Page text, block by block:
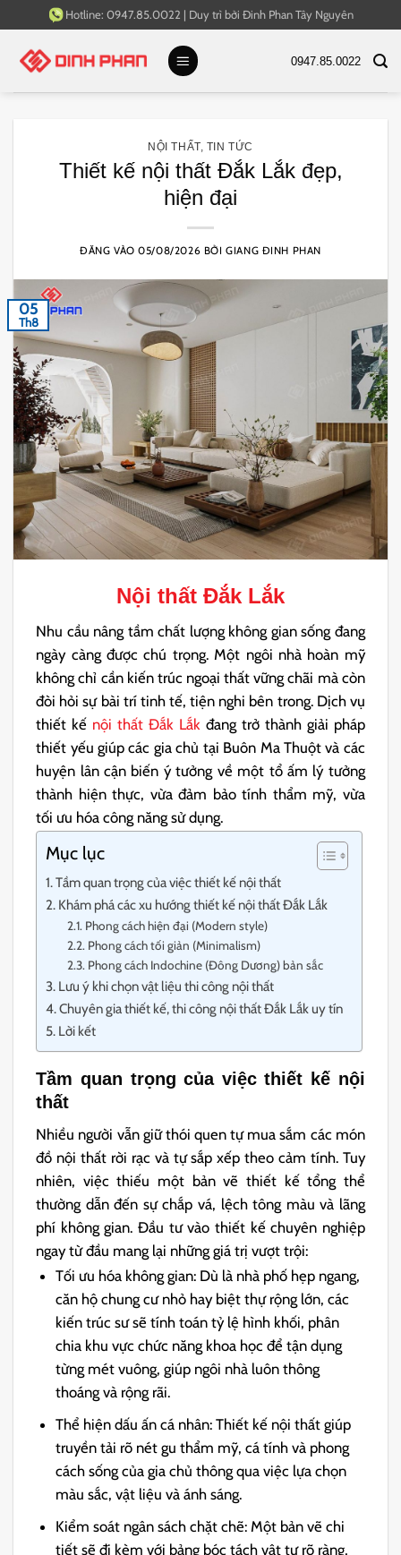
qua
Hotline: 0947.85.0022 | Duy trì bởi Đinh Phan Tây Nguyên
0947.85.0022
NỘI THẤT, TIN TỨC
Thiết kế nội thất Đắk Lắk đẹp,
hiện đại
ĐĂNG VÀO05/08/2026 BỞIGIANG ĐINH PHAN
05
Th8
Nội thất Đắk Lắk
Nhu cầu nâng tầm chất lượng không gian sống đang
ngày càng được chú trọng. Một ngôi nhà hoàn mỹ
không chỉ cần kiến trúc ngoại thất vững chãi mà còn
đòi hỏi sự bài trí tinh tế, tiện nghi bên trong. Dịch vụ
thiết kế nội thất Đắk Lắk đang trở thành giải pháp
thiết yếu giúp các gia chủ tại Buôn Ma Thuột và các
huyện lân cận biến ý tưởng về một tổ ấm lý tưởng
thành hiện thực, vừa đảm bảo tính thẩm mỹ, vừa
tối ưu hóa công năng sử dụng.
Mục lục
Tầm quan trọng của việc thiết kế nội thất
Khám phá các xu hướng thiết kế nội thất Đắk Lắk
Phong cách hiện đại (Modern style)
Phong cách tối giản (Minimalism)
Phong cách Indochine (Đông Dương) bản sắc
Lưu ý khi chọn vật liệu thi công nội thất
Chuyên gia thiết kế, thi công nội thất Đắk Lắk uy tín
Lời kết
Tầm quan trọng của việc thiết kế nội
thất
Nhiều người vẫn giữ thói quen tự mua sắm các món
đồ nội thất rời rạc và tự sắp xếp theo cảm tính. Tuy
nhiên, việc thiếu một bản vẽ thiết kế tổng thể
thường dẫn đến sự chắp vá, lệch tông màu và lãng
phí không gian. Đầu tư vào thiết kế chuyên nghiệp
ngay từ đầu mang lại những giá trị vượt trội:
Tối ưu hóa không gian: Dù là nhà phố hẹp ngang,
căn hộ chung cư nhỏ hay biệt thự rộng lớn, các
kiến trúc sư sẽ tính toán tỷ lệ hình khối, phân
chia khu vực chức năng khoa học để tận dụng
từng mét vuông, giúp ngôi nhà luôn thông
thoáng và rộng rãi.
Thể hiện dấu ấn cá nhân: Thiết kế nội thất giúp
truyền tải rõ nét gu thẩm mỹ, cá tính và phong
cách sống của gia chủ thông qua việc lựa chọn
màu sắc, vật liệu và ánh sáng.
Kiểm soát ngân sách chặt chẽ: Một bản vẽ chi
tiết sẽ đi kèm với bảng bóc tách vật tư rõ ràng,